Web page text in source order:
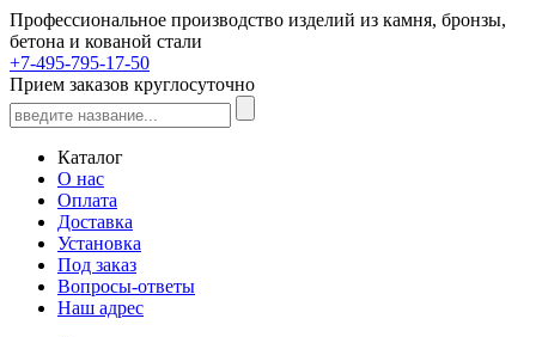
Профессиональное производство изделий из камня, бронзы,
бетона и кованой стали
+7-495-795-17-50
Прием заказов круглосуточно
Каталог
О нас
Оплата
Доставка
Установка
Под заказ
Вопросы-ответы
Наш адрес